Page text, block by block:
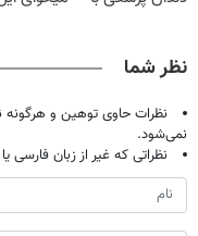
نظر شما
نظرات حاوی توهین و
نمی‌شود.
نظراتی که غیر از زبان فارسی